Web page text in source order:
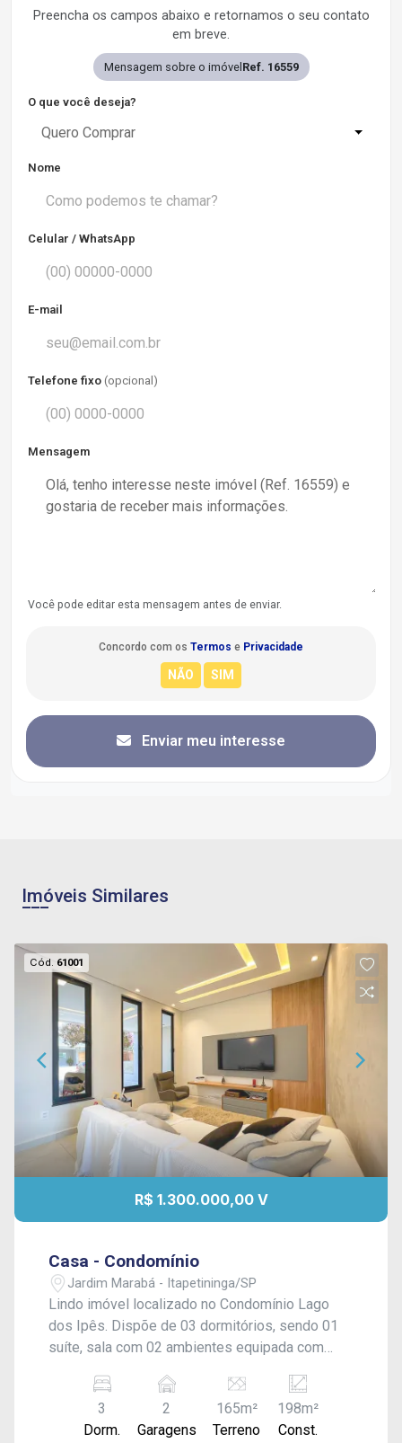
Preencha os campos abaixo e retornamos o seu contato
em breve.
Mensagem sobre o imóvel Ref. 16559
O que você deseja?
Quero Comprar
Nome
Celular / WhatsApp
E-mail
Telefone fixo (opcional)
Mensagem
Você pode editar esta mensagem antes de enviar.
Concordo com os Termos e Privacidade
Enviar meu interesse
Imóveis Similares
Cód. 61001
R$ 1.300.000,00 V
Casa - Condomínio
Jardim Marabá - Itapetininga/SP
Lindo imóvel localizado no Condomínio Lago
dos Ipês. Dispõe de 03 dormitórios, sendo 01
suíte, sala com 02 ambientes equipada com
social, e área gourmet com churrasqueira. Conta
ainda com bunker, banheiro externo com
chuveiro, piscina com cascata, e lavanderia
3
Dorm.
2
Garagens
165m²
Terreno
198m²
Const.